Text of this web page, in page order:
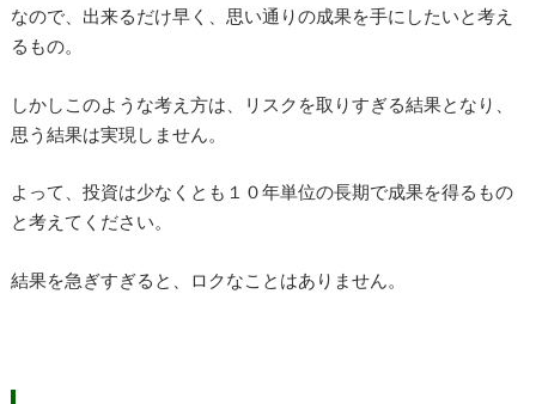
なので、出来るだけ早く、思い通りの成果を手にしたいと考え
るもの。
しかしこのような考え方は、リスクを取りすぎる結果となり、
思う結果は実現しません。
よって、投資は少なくとも１０年単位の長期で成果を得るもの
と考えてください。
結果を急ぎすぎると、ロクなことはありません。